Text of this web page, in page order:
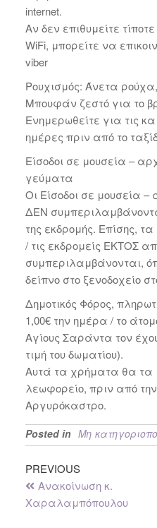
internet.
Αν δεν επιθυμείτε
WiFi, μπορείτε να
viber
Ρουχισμός: Άνετα
Μπουφάν ζεστό για το
Ενημερωθείτε για τις
ημέρες πριν από το
Είσοδοι σε μουσεία –
γεύματα
Οι Είσοδοι σε μουσεία
ΔΕΝ
της εκδρομής. Επίσης,
/ τις εκδρομείς ΕΚΤΟΣ
συμπεριλαμβάνονται,
δείπνο στο ξενοδοχείο
Δημοτικός Φόρος,
1,00€ την ημέρα / το
Αγίους Σαράντα τον
τιμή του δωματίου).
Αυτά τα χρήματα θα τα
λεωφορείο, πριν από
Αργυρόκαστρο.
Posted in Μη
PREVIOUS
Ανακοίνωση κ.
Χαραλαμπόπουλου